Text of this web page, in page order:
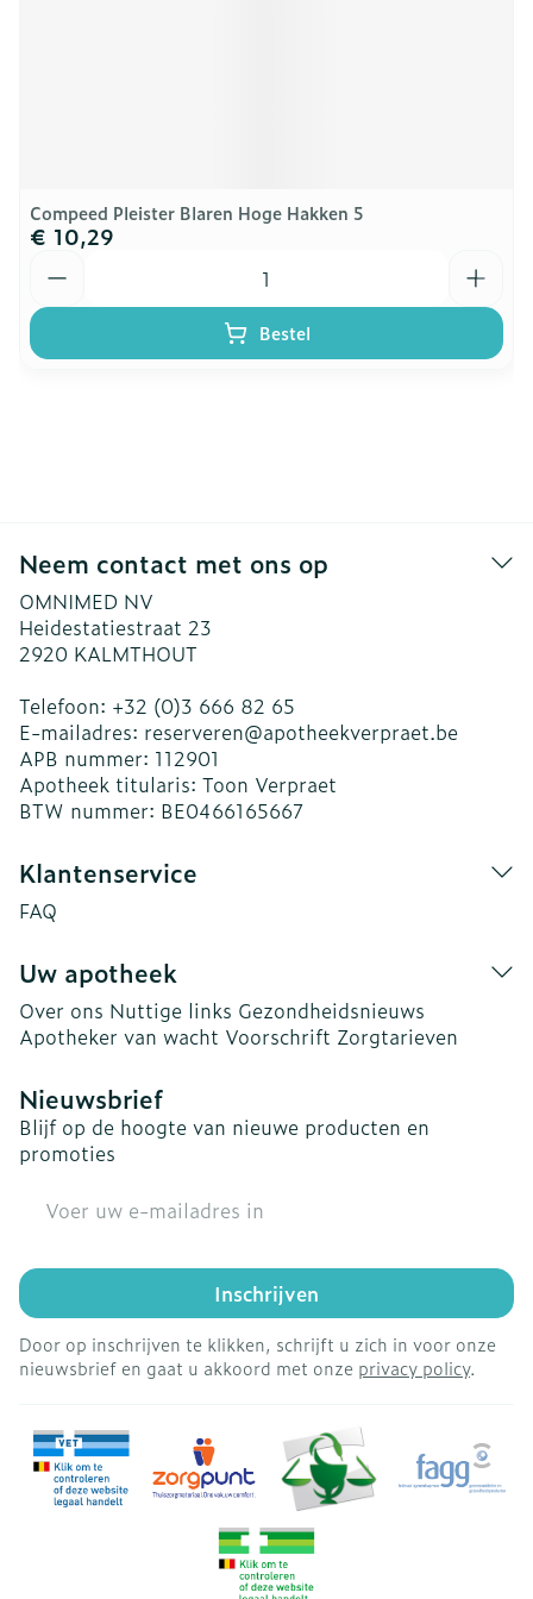
Compeed Pleister Blaren Hoge Hakken 5
€ 10,29
Bestel
Neem contact met ons op
OMNIMED NV
Heidestatiestraat 23
2920 KALMTHOUT
Telefoon: +32 (0)3 666 82 65
E-mailadres: reserveren@apotheekverpraet.be
APB nummer: 112901
Apotheek titularis: Toon Verpraet
BTW nummer: BE0466165667
Klantenservice
FAQ
Uw apotheek
Over ons Nuttige links Gezondheidsnieuws
Apotheker van wacht Voorschrift Zorgtarieven
Nieuwsbrief
Blijf op de hoogte van nieuwe producten en
promoties
Inschrijven
Door op inschrijven te klikken, schrijft u zich in voor onze
nieuwsbrief en gaat u akkoord met onze privacy policy.